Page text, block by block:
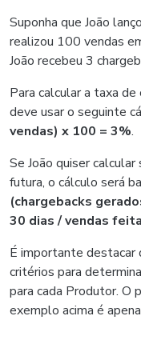
Suponha que João
realizou 100 vendas
João recebeu 3
Para calcular a taxa
deve usar o seguinte
vendas) x 100 = 3%.
Se João quiser
futura, o cálculo será
(chargebacks
30 dias / vendas
É importante
critérios para
para cada Produtor. O
exemplo acima é